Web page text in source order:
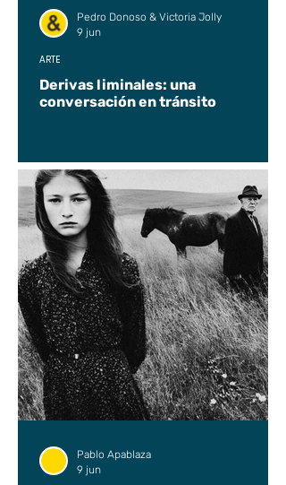
Derivas liminales: una
conversación en tránsito
ARTE
Pedro Donoso & Victoria Jolly
9 jun
Pablo Apablaza
9 jun